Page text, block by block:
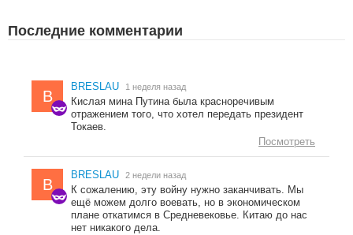
Последние комментарии
B
BRESLAU 1 неделя назад
Кислая мина Путина была красноречивым
отражением того, что хотел передать президент
Токаев.
Посмотреть
B
BRESLAU 2 недели назад
К сожалению, эту войну нужно заканчивать. Мы
ещё можем долго воевать, но в экономическом
плане откатимся в Средневековье. Китаю до нас
нет никакого дела.